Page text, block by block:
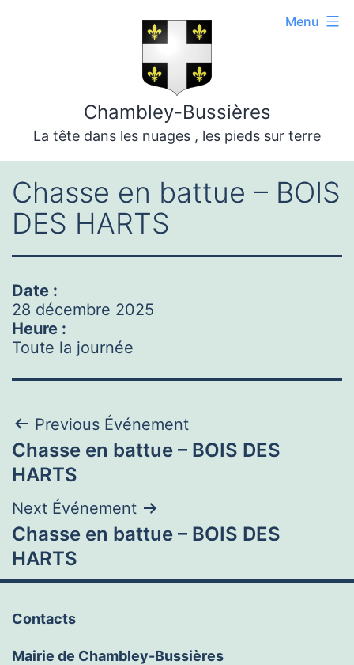
Chambley-Bussières
La tête dans les nuages , les pieds sur terre
Menu
Chasse en battue – BOIS
DES HARTS
Date :
28 décembre 2025
Heure :
Toute la journée
Navigation
de
l’article
Previous Événement
Chasse en battue – BOIS DES
HARTS
Next Événement
Chasse en battue – BOIS DES
HARTS
Contacts
Mairie de Chambley-Bussières